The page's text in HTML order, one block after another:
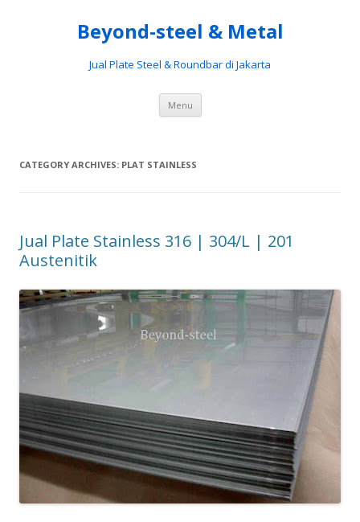
Beyond-steel & Metal
Jual Plate Steel & Roundbar di Jakarta
Menu Skip
content
CATEGORY ARCHIVES: PLAT STAINLESS
Jual Plate Stainless 316 | 304/L | 201
Austenitik